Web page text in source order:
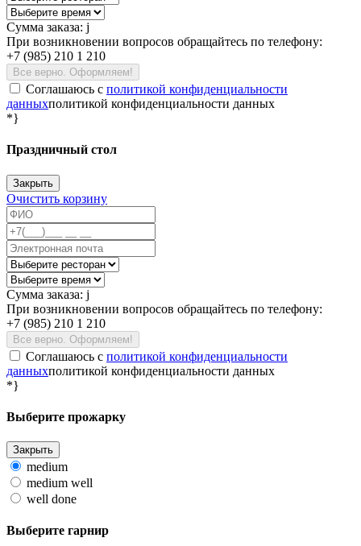
Сумма заказа: j
При возникновении вопросов обращайтесь по телефону:
+7 (985) 210 1 210
Все верно. Оформляем!
Соглашаюсь c политикой конфиденциальности
данныхполитикой конфиденциальности данных
*}
Праздничный стол
Закрыть
Очистить корзину
Сумма заказа: j
При возникновении вопросов обращайтесь по телефону:
+7 (985) 210 1 210
Все верно. Оформляем!
Соглашаюсь c политикой конфиденциальности
данныхполитикой конфиденциальности данных
*}
Выберите прожарку
Закрыть
medium
medium well
well done
Выберите гарнир